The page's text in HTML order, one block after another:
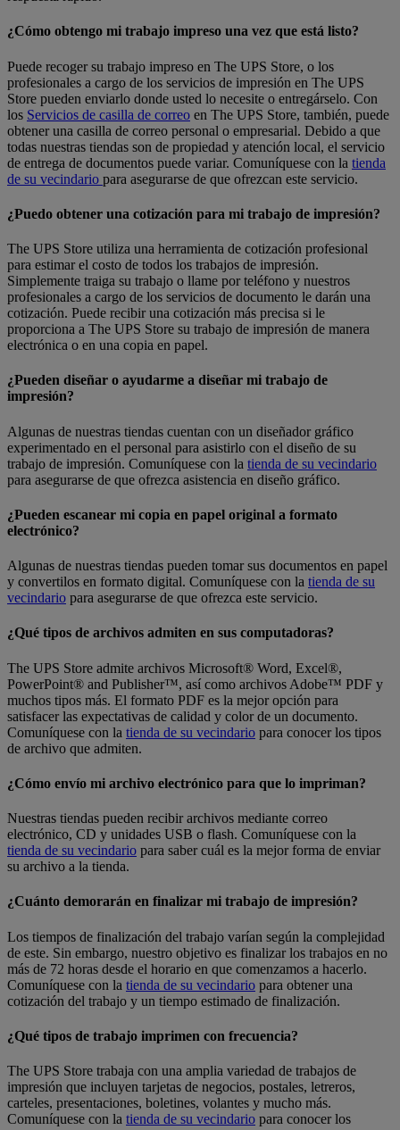
¿Cómo obtengo mi trabajo impreso una vez que está listo?
Puede recoger su trabajo impreso en The UPS Store, o los
profesionales a cargo de los servicios de impresión en The UPS
Store pueden enviarlo donde usted lo necesite o entregárselo. Con
los Servicios de casilla de correo en The UPS Store, también, puede
obtener una casilla de correo personal o empresarial. Debido a que
todas nuestras tiendas son de propiedad y atención local, el servicio
de entrega de documentos puede variar. Comuníquese con la tienda
de su vecindario para asegurarse de que ofrezcan este servicio.
¿Puedo obtener una cotización para mi trabajo de impresión?
The UPS Store utiliza una herramienta de cotización profesional
para estimar el costo de todos los trabajos de impresión.
Simplemente traiga su trabajo o llame por teléfono y nuestros
profesionales a cargo de los servicios de documento le darán una
cotización. Puede recibir una cotización más precisa si le
proporciona a The UPS Store su trabajo de impresión de manera
electrónica o en una copia en papel.
¿Pueden diseñar o ayudarme a diseñar mi trabajo de
impresión?
Algunas de nuestras tiendas cuentan con un diseñador gráfico
experimentado en el personal para asistirlo con el diseño de su
trabajo de impresión. Comuníquese con la tienda de su vecindario
para asegurarse de que ofrezca asistencia en diseño gráfico.
¿Pueden escanear mi copia en papel original a formato
electrónico?
Algunas de nuestras tiendas pueden tomar sus documentos en papel
y convertilos en formato digital. Comuníquese con la tienda de su
vecindario para asegurarse de que ofrezca este servicio.
¿Qué tipos de archivos admiten en sus computadoras?
The UPS Store admite archivos Microsoft® Word, Excel®,
PowerPoint® and Publisher™, así como archivos Adobe™ PDF y
muchos tipos más. El formato PDF es la mejor opción para
satisfacer las expectativas de calidad y color de un documento.
Comuníquese con la tienda de su vecindario para conocer los tipos
de archivo que admiten.
¿Cómo envío mi archivo electrónico para que lo impriman?
Nuestras tiendas pueden recibir archivos mediante correo
electrónico, CD y unidades USB o flash. Comuníquese con la
tienda de su vecindario para saber cuál es la mejor forma de enviar
su archivo a la tienda.
¿Cuánto demorarán en finalizar mi trabajo de impresión?
Los tiempos de finalización del trabajo varían según la complejidad
de este. Sin embargo, nuestro objetivo es finalizar los trabajos en no
más de 72 horas desde el horario en que comenzamos a hacerlo.
Comuníquese con la tienda de su vecindario para obtener una
cotización del trabajo y un tiempo estimado de finalización.
¿Qué tipos de trabajo imprimen con frecuencia?
The UPS Store trabaja con una amplia variedad de trabajos de
impresión que incluyen tarjetas de negocios, postales, letreros,
carteles, presentaciones, boletines, volantes y mucho más.
Comuníquese con la tienda de su vecindario para conocer los